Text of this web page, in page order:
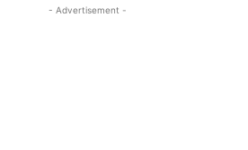
- Advertisement -